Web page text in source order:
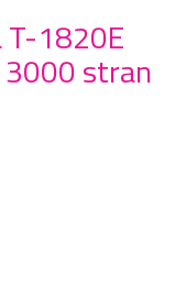
T-1820E
stran